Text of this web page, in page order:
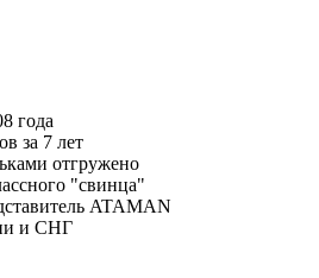
года
за 7 лет
отгружено
"свинца"
ATAMAN
и СНГ